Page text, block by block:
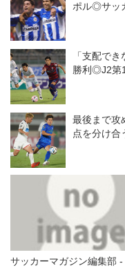
ポル◎サッ
「支配で
勝利◎J2第
最後まで攻
点を分け
サッカーマガジン編集部 -